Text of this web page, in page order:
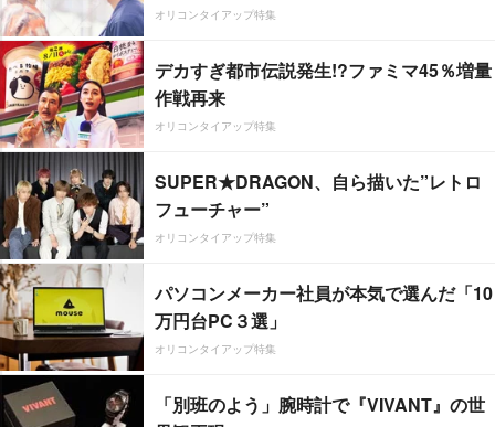
オリコンタイアップ特集
デカすぎ都市伝説発生!?ファミマ45％増量
作戦再来
オリコンタイアップ特集
SUPER★DRAGON、自ら描いた”レトロ
フューチャー”
オリコンタイアップ特集
パソコンメーカー社員が本気で選んだ「10
万円台PC３選」
オリコンタイアップ特集
「別班のよう」腕時計で『VIVANT』の世